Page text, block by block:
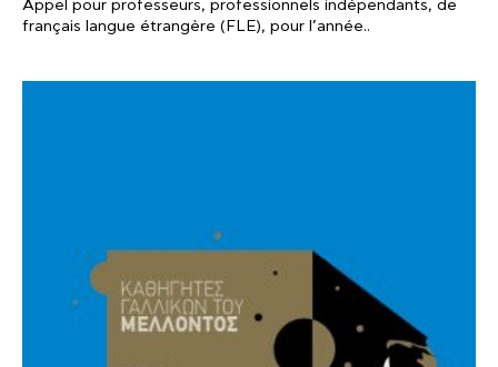
Appel pour professeurs, professionnels indépendants, de
français langue étrangère (FLE), pour l’année..